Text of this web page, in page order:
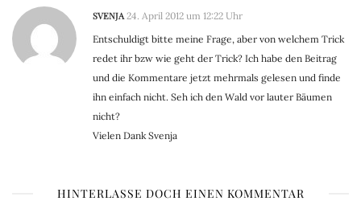
SVENJA 24. April 2012 um 12:22 Uhr
Entschuldigt bitte meine Frage, aber von welchem Trick
redet ihr bzw wie geht der Trick? Ich habe den Beitrag
und die Kommentare jetzt mehrmals gelesen und finde
ihn einfach nicht. Seh ich den Wald vor lauter Bäumen
nicht?
Vielen Dank Svenja
HINTERLASSE DOCH EINEN KOMMENTAR